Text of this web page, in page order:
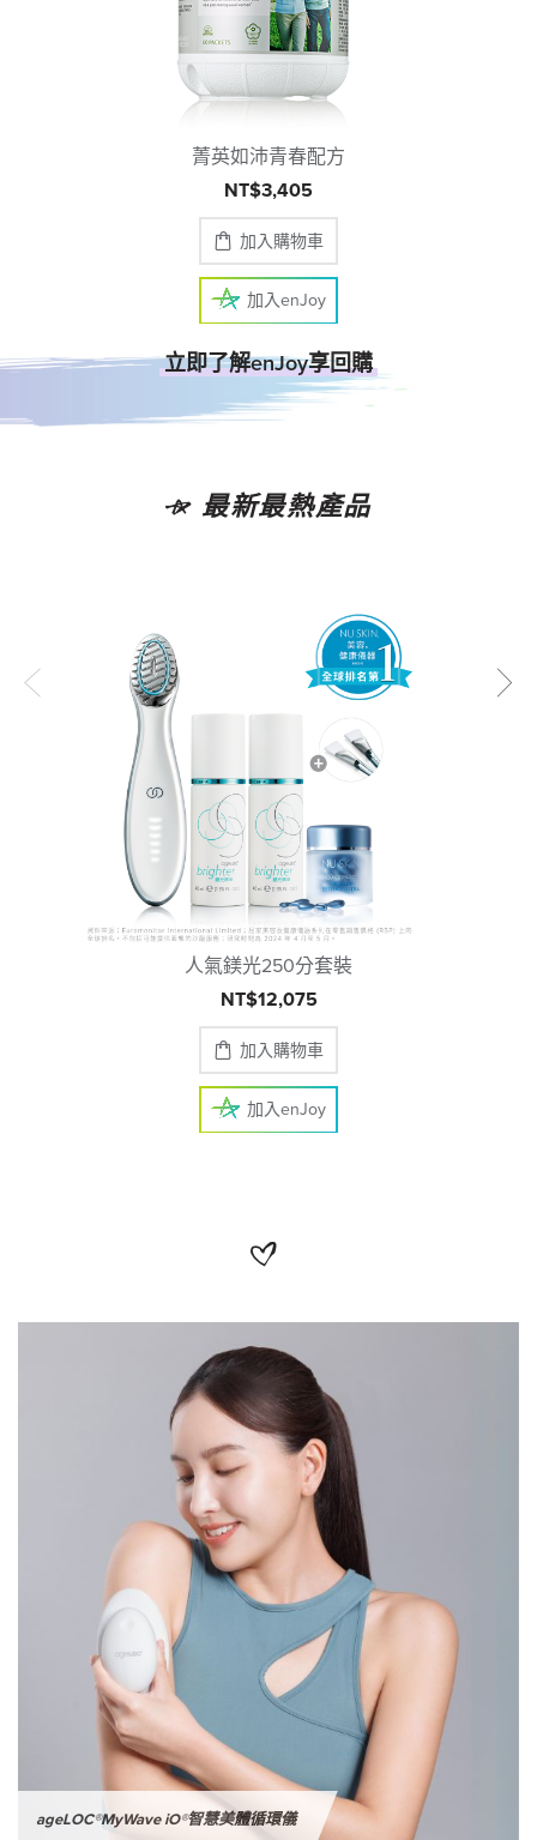
菁英如沛青春配方
NT$3,405
加入購物車
加入enJoy
立即了解enJoy享回購
最新最熱產品
人氣鎂光250分套裝
NT$12,075
加入購物車
加入enJoy
ageLOC®MyWave iO®智慧美體循環儀